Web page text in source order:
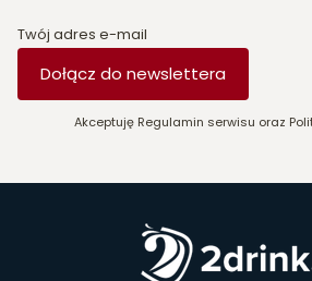
Twój adres e-mail
Dołącz do newslettera
Akceptuję Regulamin serwisu oraz